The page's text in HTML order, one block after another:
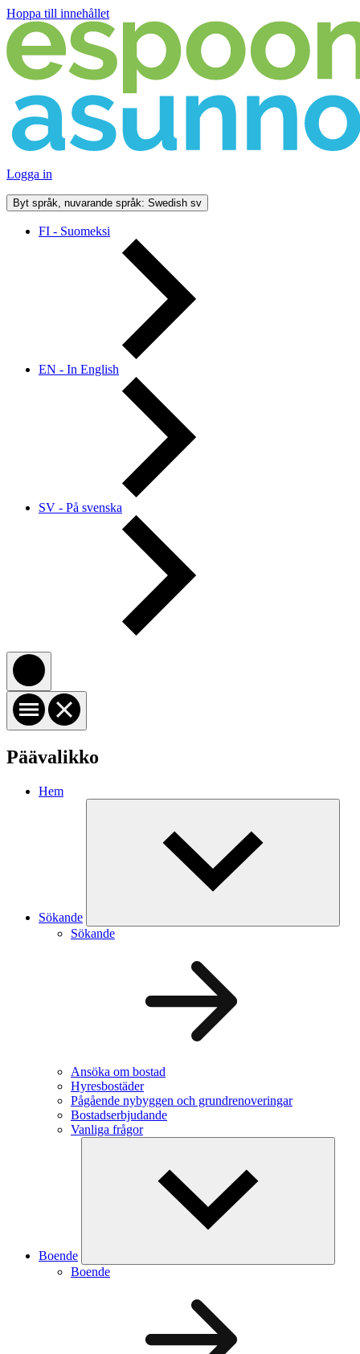
Hoppa till innehållet
Logga in
Byt språk, nuvarande språk: Swedish sv
FI - Suomeksi
EN - In English
SV - På svenska
Päävalikko
Hem
Sökande
Sökande
Ansöka om bostad
Hyresbostäder
Pågående nybyggen och grundrenoveringar
Bostadserbjudande
Vanliga frågor
Boende
Boende